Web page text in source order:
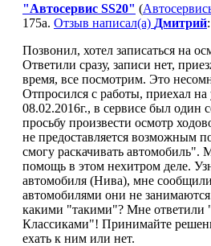
"Автосервис SS20" (
175а. Отзыв написал(а) Дмитрий:
Позвонил, хотел записаться на
Ответили сразу, записи нет,
время, все посмотрим. Это
Отпросился с работы, приехал
08.02.2016г., в сервисе был один
просьбу произвести осмотр
не предоставляется возможным
смогу раскачивать
помощь в этом нехитром деле.
автомобиля (Нива), мне
автомобилями они не
какими "такими"? Мне ответили
Классиками"! Принимайте
ехать к ним или нет.